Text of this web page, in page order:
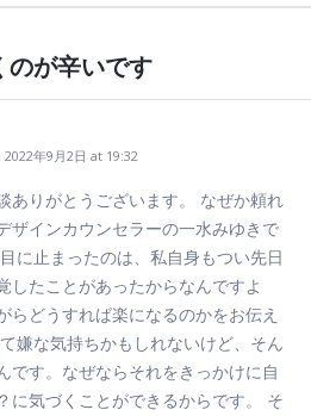
のが辛いです
年9月2日 at 19:32
ありがとうございます。 なぜか頼れ
ザインカウンセラーの一水みゆきで
に止まったのは、私自身もつい先日
したことがあったからなんですよ
らどうすれば楽になるのかをお伝え
嫌な気持ちかもしれないけど、そん
です。なぜならそれをきっかけに自
に気づくことができるからです。 そ